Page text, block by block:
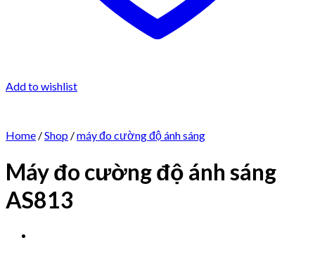
Add to wishlist
Home /Shop /máy đo cường độ ánh sáng
Máy đo cường độ ánh sáng
AS813